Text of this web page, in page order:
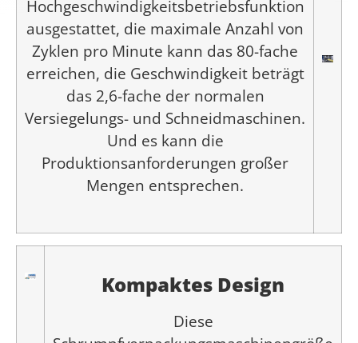
Hochgeschwindigkeitsbetriebsfunktion
ausgestattet, die maximale Anzahl von
Zyklen pro Minute kann das 80-fache
erreichen, die Geschwindigkeit beträgt
das 2,6-fache der normalen
Versiegelungs- und Schneidmaschinen.
Und es kann die
Produktionsanforderungen großer
Mengen entsprechen.
Kompaktes Design
Diese